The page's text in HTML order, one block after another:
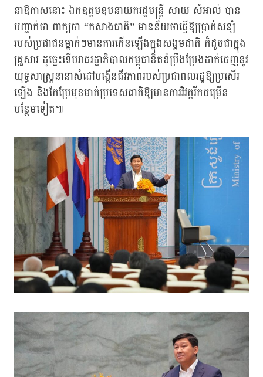
នាឱកាសនោះ ឯកឧត្តមឧបនាយករដ្ឋមន្ត្រី សាយ សំអាល់ បាន
បញ្ជាក់ថា ពាក្យថា “កសាងជាតិ” មានន័យថាធ្វើឱ្យប្រាក់សន្សំ
របស់ប្រជាជនម្នាក់ៗមានការកើនឡើងក្នុងសង្គមជាតិ ក៏ដូចជាក្នុង
គ្រួសារ ដូច្នេះទើបរាជរដ្ឋាភិបាលកម្ពុជាខិតខំប្រឹងប្រែងដាក់ចេញនូវ
យុទ្ធសាស្ត្រនានាសំដៅបង្កើនជីវភាពរបស់ប្រជាពលរដ្ឋឱ្យប្រសើរ
ឡើង និងកែប្រែមុខមាត់ប្រទេសជាតិឱ្យមានការវិវត្តរីកចម្រើន
បន្ថែមទៀត៕